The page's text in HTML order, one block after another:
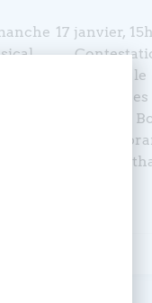
17 janvier,
par
Berceau,
Wiot,